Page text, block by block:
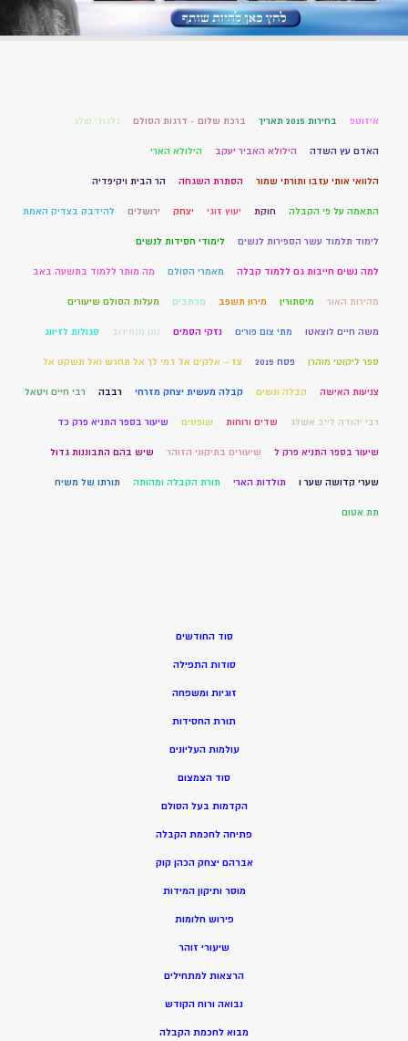
איזוטפ בחירות 2015 תאריך ברכת שלום - דרגות הסולם גלגולי שלג
האדם עץ השדה הילולא האביר יעקב הילולא הארי
הלוואי אותי עזבו ותורתי שמור הסתרת השגחה הר הבית ויקיפדיה
התאמה על פי הקבלה חוקת יעוץ זוגי יצחק ירושלים להידבק בצדיק האמת
לימוד תלמוד עשר הספירות לנשים לימודי חסידות לנשים
למה נשים חייבות גם ללמוד קבלה מאמרי הסולם מה מותר ללמוד בתשעה באב
מהירות האור מיסתורין מירון תשפב מכתבים מעלות הסולם שיעורים
משה חיים לוצאטו מתי צום פורים נזקי הסמים נתן מנמירוב סגולות לזיווג
ספר ליקוטי מוהרן פסח 2015 צז – אלקים אל דמי לך אל תחרש ואל תשקט אל
צניעות האישה קבלה ונשים קבלה מעשית יצחק מזרחי רבבה רבי חיים ויטאל
רבי יהודה לייב אשלג שדים ורוחות שופטים שיעור בספר התניא פרק כד
שיעור בספר התניא פרק ל שיעורים בתיקוני הזוהר שיש בהם התבוננות גדול
שערי קדושה שער ו תולדות הארי תורת הקבלה ומהותה תורתו של משיח
תת אטום
סוד החודשים
סודות התפילה
זוגיות ומשפחה
תורת החסידות
עולמות העליונים
סוד הצמצום
הקדמות בעל הסולם
פתיחה לחכמת הקבלה
אברהם יצחק הכהן קוק
מוסר ותיקון המידות
פירוש חלומות
שיעורי זוהר
הרצאות למתחילים
נבואה ורוח הקודש
מבוא לחכמת הקבלה